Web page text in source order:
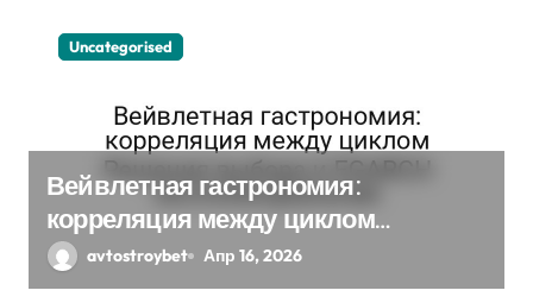
п
и
Uncategorised
Вейвлетная гастрономия:
корреляция между циклом
Решения выбора и EGARCH
экспоненциальная
avtostroybet Апр 16, 2026